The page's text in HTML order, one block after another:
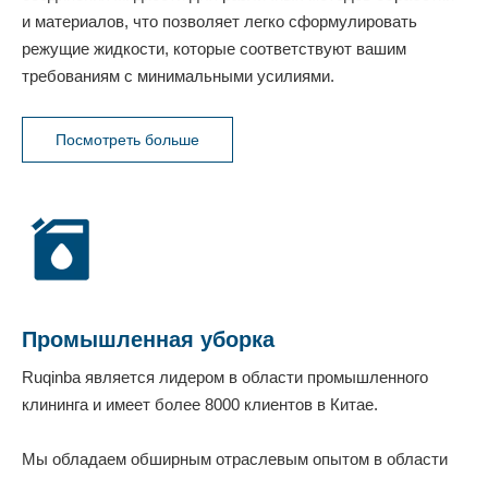
и материалов, что позволяет легко сформулировать
режущие жидкости, которые соответствуют вашим
требованиям с минимальными усилиями.
Посмотреть больше
Промышленная уборка
Ruqinba является лидером в области промышленного
клининга и имеет более 8000 клиентов в Китае.
Мы обладаем обширным отраслевым опытом в области